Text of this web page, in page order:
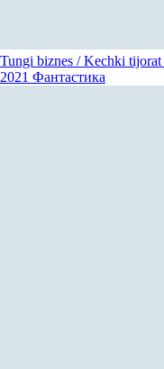
Tungi biznes / Kechki
2021 Фантастика